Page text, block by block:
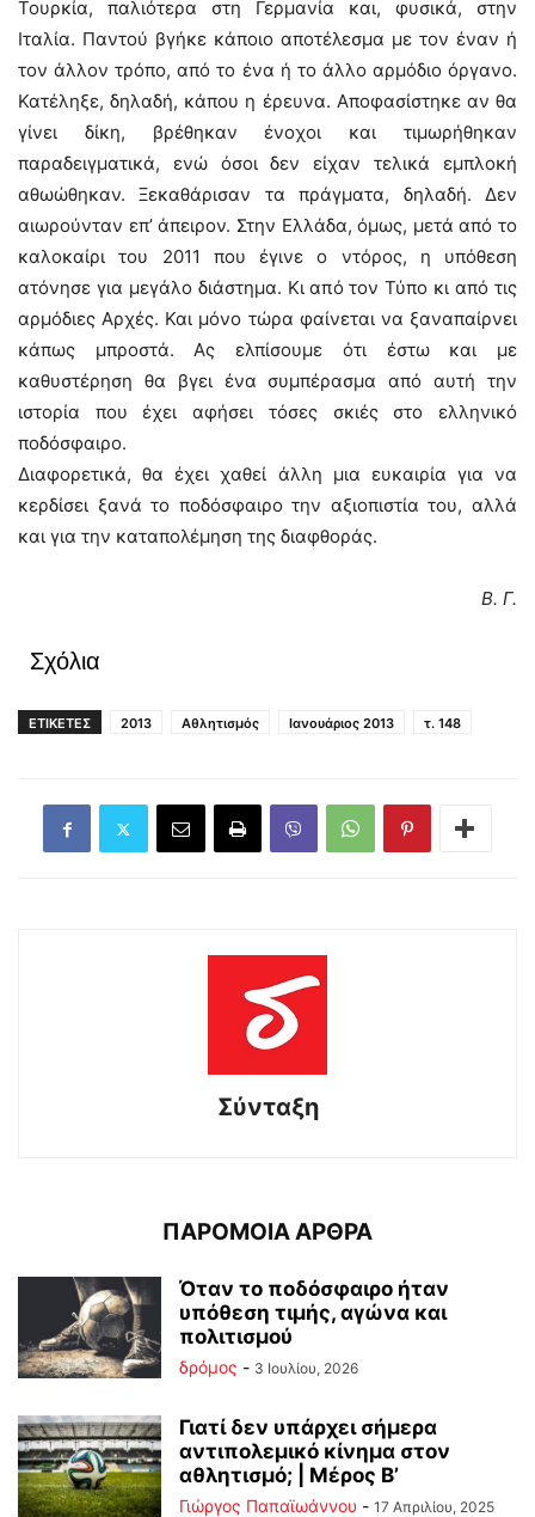
Τουρκία, παλιότερα στη Γερμανία και, φυσικά, στην
Ιταλία. Παντού βγήκε κάποιο αποτέλεσμα με τον έναν ή
τον άλλον τρόπο, από το ένα ή το άλλο αρμόδιο όργανο.
Κατέληξε, δηλαδή, κάπου η έρευνα. Αποφασίστηκε αν θα
γίνει δίκη, βρέθηκαν ένοχοι και τιμωρήθηκαν
παραδειγματικά, ενώ όσοι δεν είχαν τελικά εμπλοκή
αθωώθηκαν. Ξεκαθάρισαν τα πράγματα, δηλαδή. Δεν
αιωρούνταν επ’ άπειρον. Στην Ελλάδα, όμως, μετά από το
καλοκαίρι του 2011 που έγινε ο ντόρος, η υπόθεση
ατόνησε για μεγάλο διάστημα. Κι από τον Τύπο κι από τις
αρμόδιες Αρχές. Και μόνο τώρα φαίνεται να ξαναπαίρνει
κάπως μπροστά. Ας ελπίσουμε ότι έστω και με
καθυστέρηση θα βγει ένα συμπέρασμα από αυτή την
ιστορία που έχει αφήσει τόσες σκιές στο ελληνικό
ποδόσφαιρο.
Διαφορετικά, θα έχει χαθεί άλλη μια ευκαιρία για να
κερδίσει ξανά το ποδόσφαιρο την αξιοπιστία του, αλλά
και για την καταπολέμηση της διαφθοράς.
Β. Γ.
Σχόλια
ΕΤΙΚΕΤΕΣ 2013 Αθλητισμός Ιανουάριος 2013 τ. 148
Σύνταξη
ΠΑΡΟΜΟΙΑ ΑΡΘΡΑ
Όταν το ποδόσφαιρο ήταν
υπόθεση τιμής, αγώνα και
πολιτισμού
δρόμος - 3 Ιουλίου, 2026
Γιατί δεν υπάρχει σήμερα
αντιπολεμικό κίνημα στον
αθλητισμό; | Μέρος Β’
Γιώργος Παπαϊωάννου - 17 Απριλίου, 2025